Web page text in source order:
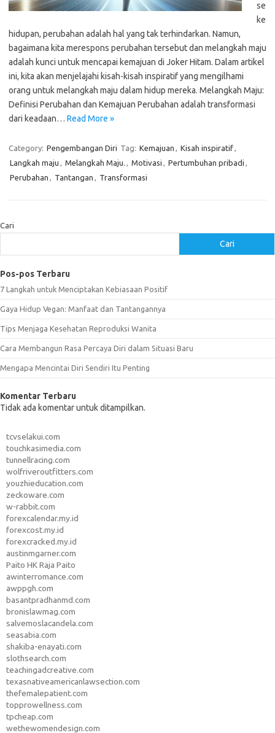
se
ke
hidupan, perubahan adalah hal yang tak terhindarkan. Namun,
bagaimana kita merespons perubahan tersebut dan melangkah maju
adalah kunci untuk mencapai kemajuan di Joker Hitam. Dalam artikel
ini, kita akan menjelajahi kisah-kisah inspiratif yang mengilhami
orang untuk melangkah maju dalam hidup mereka. Melangkah Maju:
Definisi Perubahan dan Kemajuan Perubahan adalah transformasi
dari keadaan… Read More »
Category: Pengembangan Diri Tag: Kemajuan , Kisah inspiratif,
Langkah maju , Melangkah Maju. , Motivasi , Pertumbuhan pribadi ,
Perubahan , Tantangan , Transformasi
Cari
Cari
Pos-pos Terbaru
7 Langkah untuk Menciptakan Kebiasaan Positif
Gaya Hidup Vegan: Manfaat dan Tantangannya
Tips Menjaga Kesehatan Reproduksi Wanita
Cara Membangun Rasa Percaya Diri dalam Situasi Baru
Mengapa Mencintai Diri Sendiri Itu Penting
Komentar Terbaru
Tidak ada komentar untuk ditampilkan.
tcvselakui.com
touchkasimedia.com
tunnellracing.com
wolfriveroutfitters.com
youzhieducation.com
zeckoware.com
w-rabbit.com
forexcalendar.my.id
forexcost.my.id
forexcracked.my.id
austinmgarner.com
Paito HK Raja Paito
awinterromance.com
awppgh.com
basantpradhanmd.com
bronislawmag.com
salvemoslacandela.com
seasabia.com
shakiba-enayati.com
slothsearch.com
teachingadcreative.com
texasnativeamericanlawsection.com
thefemalepatient.com
topprowellness.com
tpcheap.com
wethewomendesign.com